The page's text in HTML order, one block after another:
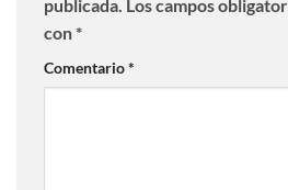
publicada. Los campos
con*
Comentario*